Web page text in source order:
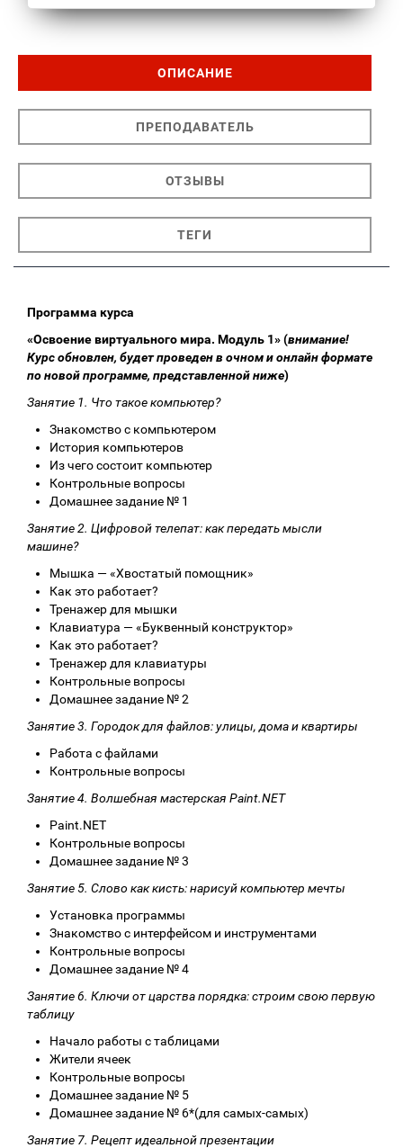
ОПИСАНИЕ
ПРЕПОДАВАТЕЛЬ
ОТЗЫВЫ
ТЕГИ
Программа курса
«Освоение виртуального мира. Модуль 1» (внимание!
Курс обновлен, будет проведен в очном и онлайн формате
по новой программе, представленной ниже)
Занятие 1. Что такое компьютер?
Знакомство с компьютером
История компьютеров
Из чего состоит компьютер
Контрольные вопросы
Домашнее задание № 1
Занятие 2. Цифровой телепат: как передать мысли
машине?
Мышка — «Хвостатый помощник»
Как это работает?
Тренажер для мышки
Клавиатура — «Буквенный конструктор»
Как это работает?
Тренажер для клавиатуры
Контрольные вопросы
Домашнее задание № 2
Занятие 3. Городок для файлов: улицы, дома и квартиры
Работа с файлами
Контрольные вопросы
Занятие 4. Волшебная мастерская Paint.NET
Paint.NET
Контрольные вопросы
Домашнее задание № 3
Занятие 5. Слово как кисть: нарисуй компьютер мечты
Установка программы
Знакомство с интерфейсом и инструментами
Контрольные вопросы
Домашнее задание № 4
Занятие 6. Ключи от царства порядка: строим свою первую
таблицу
Начало работы с таблицами
Жители ячеек
Контрольные вопросы
Домашнее задание № 5
Домашнее задание № 6*(для самых-самых)
Занятие 7. Рецепт идеальной презентации